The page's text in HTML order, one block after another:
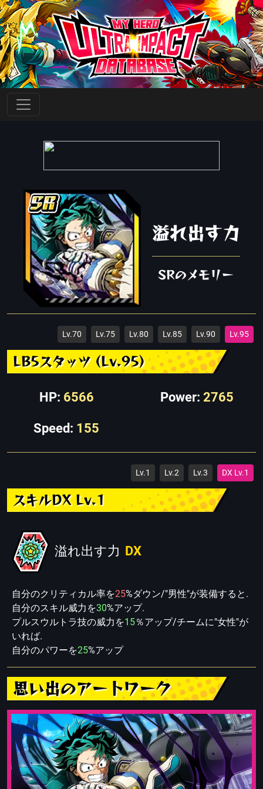
溢れ出す力
SRのメモリー
Lv.70 Lv.75 Lv.80 Lv.85 Lv.90 Lv.95
LB5スタッツ (Lv.95)
HP: 6566 Power: 2765
Speed: 155
Lv.1 Lv.2 Lv.3 DX Lv.1
スキルDX Lv.1
溢れ出す力 DX
自分のクリティカル率を25%ダウン/"男性"が装備すると.
自分のスキル威力を30%アップ.
プルスウルトラ技の威力を15％アップ/チームに"女性"が
いれば.
自分のパワーを25%アップ
思い出のアートワーク